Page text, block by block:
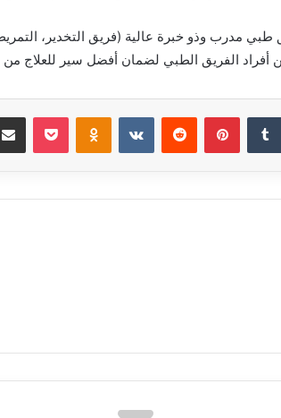
مدرب وذو خبرة عالية (فريق التخدير،
أفراد الفريق الطبي لضمان أفضل سير للعلاج
‏Tumblr بينتيريست ‏Reddit
‏VKontakte
Odnoklassniki بوكيت